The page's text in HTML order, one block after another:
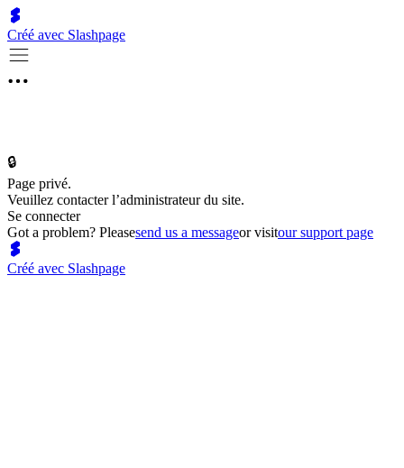
Créé avec Slashpage
🔒
Page privé.
Veuillez contacter l’administrateur du site.
Se connecter
Got a problem? Pleasesend us a messageor visitour support page
Créé avec Slashpage